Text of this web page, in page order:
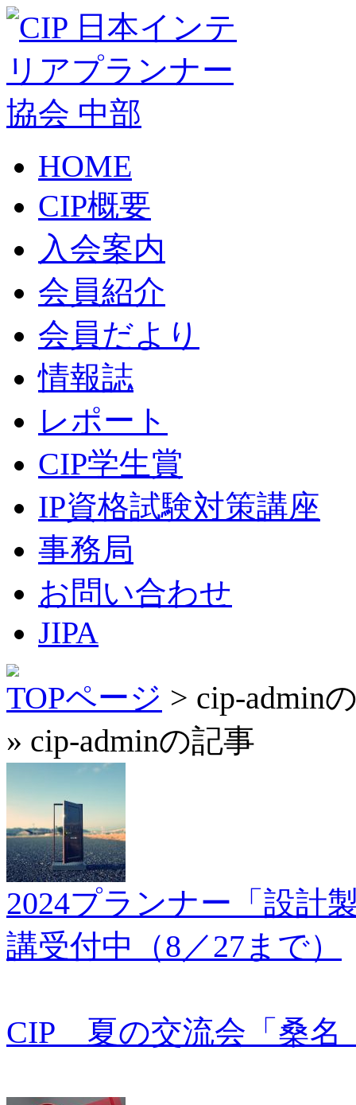
HOME
CIP概要
入会案内
会員紹介
会員だより
情報誌
レポート
CIP学生賞
IP資格試験対策講座
事務局
お問い合わせ
JIPA
TOPページ > cip-admin
» cip-adminの記事
2024プランナー「設計
講受付中（8／27まで）
CIP 夏の交流会「桑